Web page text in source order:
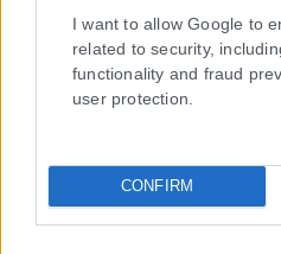
I want to allow Google to
related to security,
functionality and fraud
user protection.
CONFIRM